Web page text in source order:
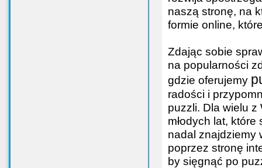
naszą stronę, na
formie online,
Zdając sobie
na popularności
gdzie oferujemy
radości i
puzzli. Dla wielu
młodych lat,
nadal znajdziemy
poprzez stronę
by sięgnąć po